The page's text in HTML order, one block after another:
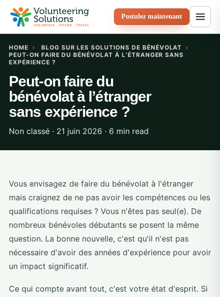
Postulez maintenant
HOME › BLOG SUR LES SOLUTIONS DE BÉNÉVOLAT
›
PEUT-ON FAIRE DU BÉNÉVOLAT À L’ÉTRANGER SANS
EXPÉRIENCE ?
Peut-on faire du
bénévolat à l’étranger
sans expérience ?
Non classé · 21 juin 2026 · 6 min read
Vous envisagez de faire du bénévolat à l'étranger
mais craignez de ne pas avoir les compétences ou les
qualifications requises ? Vous n'êtes pas seul(e). De
nombreux bénévoles débutants se posent la même
question. La bonne nouvelle, c'est qu'il n'est pas
nécessaire d'avoir des années d'expérience pour avoir
un impact significatif.
Ce qui compte avant tout, c'est votre état d'esprit. Si